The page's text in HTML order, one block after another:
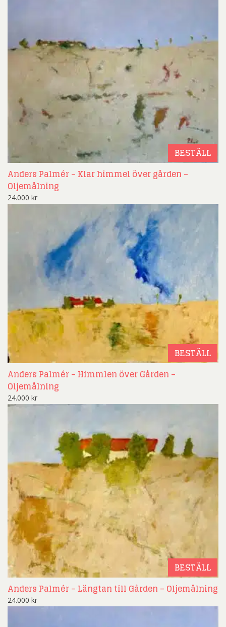
BESTÄLL
Anders Palmér – Klar himmel över gården –
Oljemålning
24.000 kr
BESTÄLL
Anders Palmér – Himmlen över Gården –
Oljemålning
24.000 kr
BESTÄLL
Anders Palmér – Längtan till Gården – Oljemålning
24.000 kr